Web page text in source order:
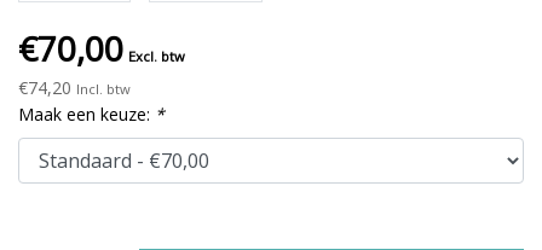
€70,00 Excl. btw
€74,20 Incl. btw
Maak een keuze: *